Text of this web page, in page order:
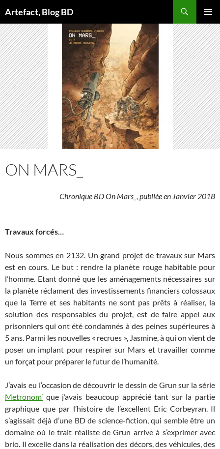
au
contenu
Artefact, Blog BD
MENU
ON MARS_
Chronique BD On Mars_, publiée en Janvier 2018
Travaux forcés…
Nous sommes en 2132. Un grand projet de travaux sur Mars
est en cours. Le but : rendre la planète rouge habitable pour
l’homme. Etant donné que les aménagements nécessaires sur
la planète réclament des investissements financiers colossaux
que la Terre et ses habitants ne sont pas prêts à réaliser, la
solution des responsables du projet, est de faire appel aux
prisonniers qui ont été condamnés à des peines supérieures à
5 ans. Parmi les nouvelles « recrues », Jasmine, à qui on vient de
poser un implant pour respirer sur Mars et travailler comme
un forçat pour préparer le futur de l’humanité.
J’avais eu l’occasion de découvrir le dessin de Grun sur la série
Metronom’ que j’avais beaucoup apprécié tant sur la partie
graphique que par l’histoire de l’excellent Eric Corbeyran. Il
s’agissait déjà d’une BD de science-fiction, qui semble être un
domaine où le trait réaliste de Grun arrive à s’exprimer avec
brio. Il excelle dans la réalisation des décors, des véhicules, des